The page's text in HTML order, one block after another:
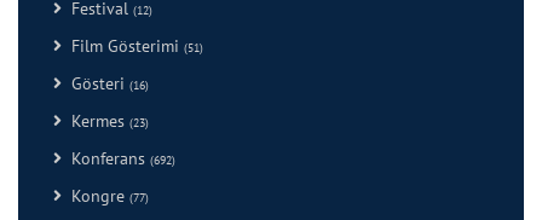
Festival (12)
Film Gösterimi (51)
Gösteri (16)
Kermes (23)
Konferans (692)
Kongre (77)